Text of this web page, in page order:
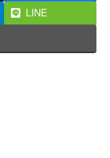
LINE